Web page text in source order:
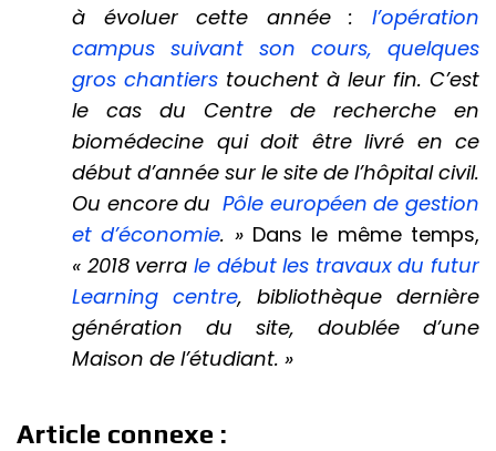
à évoluer cette année : l’opération
campus suivant son cours, quelques
gros chantiers touchent à leur fin. C’est
le cas du Centre de recherche en
biomédecine qui doit être livré en ce
début d’année sur le site de l’hôpital civil.
Ou encore duPôle européen de gestion
et d’économie. » Dans le même temps,
« 2018 verra le début les travaux du futur
Learning centre, bibliothèque dernière
génération du site, doublée d’une
Maison de l’étudiant. »
Article connexe :